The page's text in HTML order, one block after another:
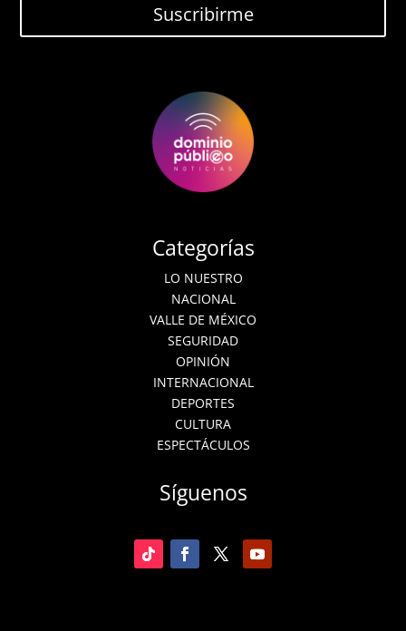
Suscribirme
Categorías
LO NUESTRO
NACIONAL
VALLE DE MÉXICO
SEGURIDAD
OPINIÓN
INTERNACIONAL
DEPORTES
CULTURA
ESPECTÁCULOS
Síguenos